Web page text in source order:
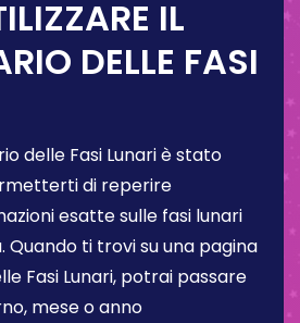
IL
DELLE FASI
delle Fasi Lunari è stato
di reperire
esatte sulle fasi lunari
Quando ti trovi su una pagina
Fasi Lunari, potrai passare
mese o anno